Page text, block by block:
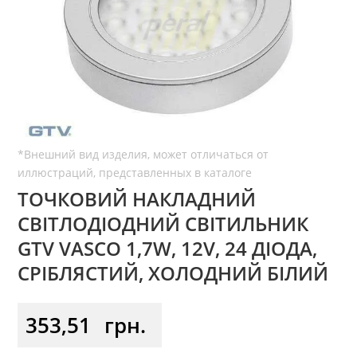
ТОЧКОВИЙ НАКЛАДНИЙ
СВІТЛОДІОДНИЙ СВІТИЛЬНИК
GTV VASCO 1,7W, 12V, 24 ДІОДА,
СРІБЛЯСТИЙ, ХОЛОДНИЙ БІЛИЙ
353,51 грн.